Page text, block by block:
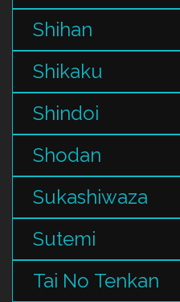
Shihan
Shikaku
Shindoi
Shodan
Sukashiwaza
Sutemi
Tai No Tenkan